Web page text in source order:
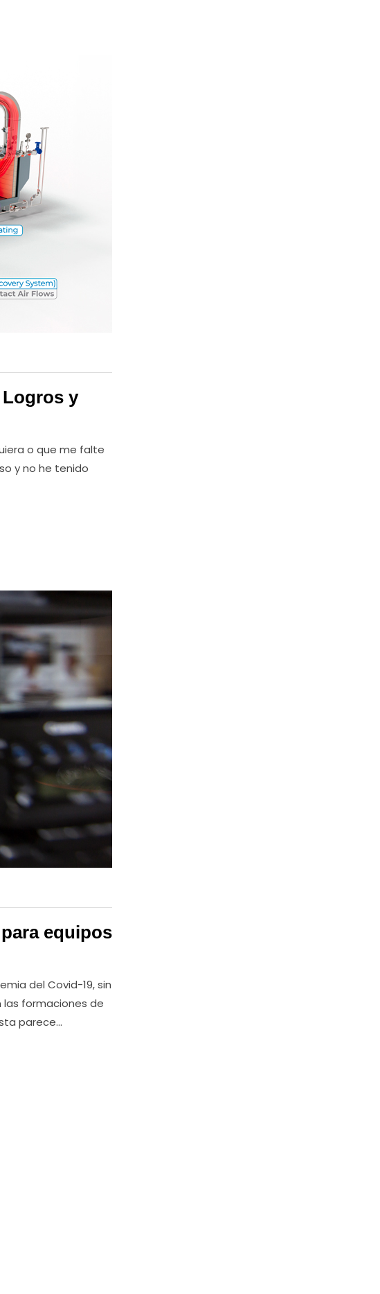
Logros y
o que me falte
y no he tenido
equipos
del Covid-19, sin
formaciones de
parece…